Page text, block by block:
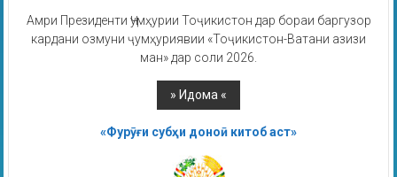
Амри Президенти Ҷумҳурии Тоҷикистон дар бораи баргузор
кардани озмуни ҷумҳуриявии «Тоҷикистон-Ватани азизи
ман» дар соли 2026.
«Фурӯғи субҳи доноӣ китоб аст»